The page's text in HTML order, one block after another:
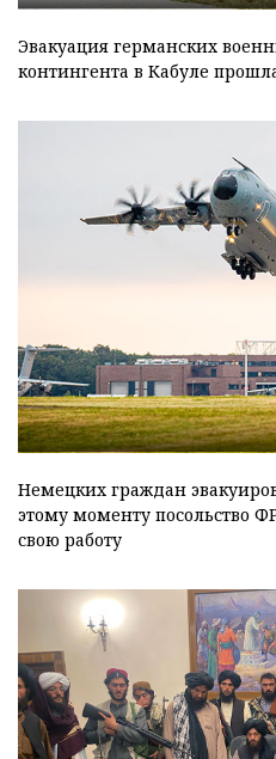
Эвакуация германских
контингента в Кабуле
Немецких граждан
этому моменту посольство
свою работу